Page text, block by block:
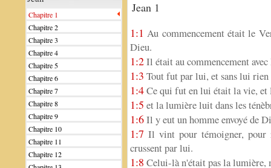
Chapitre 1
Chapitre 2
Chapitre 3
Chapitre 4
Chapitre 5
Chapitre 6
Chapitre 7
Chapitre 8
Chapitre 9
Chapitre 10
Chapitre 11
Chapitre 12
Jean 1
1:1 Au commencement était le
Dieu.
1:2Il était au commencement
1:3 Tout fut par lui, et sans lui
1:4Ce qui fut en lui était la vie, et
1:5 et la lumière luit dans les
1:6Il y eut un homme envoyé de
1:7 Il vint pour témoigner, pour
crussent par lui.
1:8 Celui-là n'était pas la lumière,